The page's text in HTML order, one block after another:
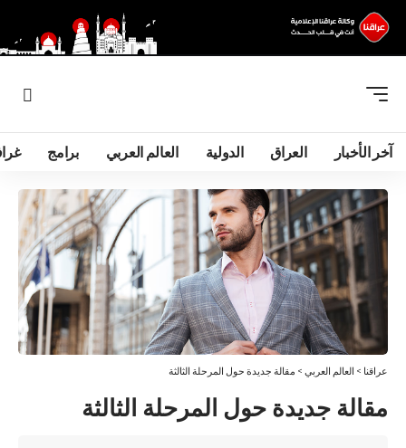
آخر الأخبار العراق الدولية العالم العربي برامج
عراقنا > العالم العربي > مقالة جديدة حول المرحلة الثالثة
مقالة جديدة حول المرحلة الثالثة